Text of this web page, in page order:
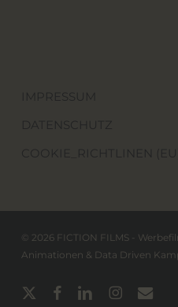
IMPRESSUM
DATENSCHUTZ
COOKIE_RICHTLINEN (EU)
© 2026 FICTION FILMS -
Animationen & Data Driven
x-
facebooklinkedininstagram
email